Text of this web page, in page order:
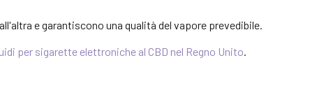
e garantiscono una qualità del vapore prevedibile.
per sigarette elettroniche al CBD nel Regno Unito